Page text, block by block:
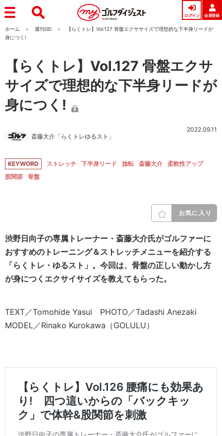
ログイン 会員登録
ホーム 週刊GD
【らくトレ】Vol.127 骨盤エクササイズで理想的な下半身リードが
身につく!
【らくトレ】Vol.127 骨盤エクサ
サイズで理想的な下半身リードが
身につく!
斎藤大介「らくトレゆるスト」
2022.09.11
KEYWORD ストレッチ 下半身リード 捻転 斎藤大介
柔軟性アップ
股関節
骨盤
お気に入り
渋野日向子の専属トレーナー・斎藤大介氏がゴルファーに
おすすめのトレーニング＆ストレッチメニューを紹介する
「らくトレ・ゆるスト」。今回は、骨盤の正しい動かし方
が身につくエクサイサイズを教えてもらった。
TEXT／Tomohide Yasui PHOTO／Tadashi Anezaki
MODEL／Rinako Kurokawa（GOLULU）